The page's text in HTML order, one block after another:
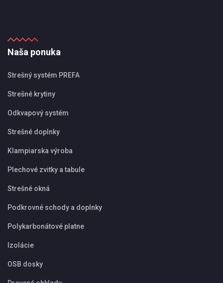
Naša ponuka
Strešný systém PREFA
Strešné krytiny
Odkvapový systém
Strešné doplnky
Klampiarska výroba
Plechové zvitky a tabule
Strešné okná
Podkrovné schody a doplnky
Polykarbonátové platne
Izolácie
OSB dosky